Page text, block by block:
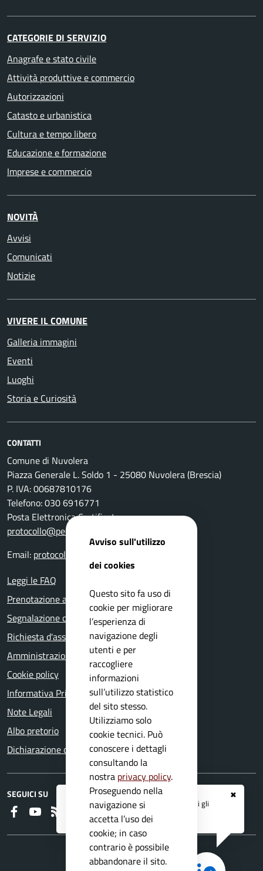
✖
Registrati ai serviziAPP IO
e ricevi tutti gli
aggiornamenti dall'Ente
CATEGORIE DI SERVIZIO
Anagrafe e stato civile
Attività produttive e commercio
Autorizzazioni
Catasto e urbanistica
Cultura e tempo libero
Educazione e formazione
Imprese e commercio
NOVITÀ
Avvisi
Comunicati
Notizie
VIVERE IL COMUNE
Galleria immagini
Eventi
Luoghi
Storia e Curiosità
CONTATTI
Comune di Nuvolera
Piazza Generale L. Soldo 1 - 25080 Nuvolera (Brescia)
P. IVA: 00687810176
Telefono: 030 6916771
Posta Elettronica Certificata:
protocollo@pec.comune.nuvolera.bs.it
Email: protocollo@comune.nuvolera.bs.it
Leggi le FAQ
Prenotazione appuntamento
Segnalazione disservizio
Richiesta d'assistenza
Amministrazione trasparente
Cookie policy
Informativa Privacy
Note Legali
Albo pretorio
Dichiarazione di accessibilità
SEGUICI SU
FaceboookYoutube
Avviso sull'utilizzo
dei cookies
Questo sito fa uso di
cookie per migliorare
l’esperienza di
navigazione degli
utenti e per
raccogliere
informazioni
sull’utilizzo statistico
del sito stesso.
Utilizziamo solo
cookie tecnici. Può
conoscere i dettagli
consultando la
nostra privacy policy.
Proseguendo nella
navigazione si
accetta l’uso dei
cookie; in caso
contrario è possibile
abbandonare il sito.